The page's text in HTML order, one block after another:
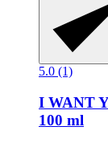
5.0 (1)
I WANT
100 ml